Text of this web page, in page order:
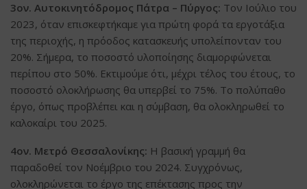
3ον. Αυτοκινητόδρομος Πάτρα – Πύργος: Τον Ιούλιο του
2023, όταν επισκεφτήκαμε για πρώτη φορά τα εργοτάξια
της περιοχής, η πρόοδος κατασκευής υπολείπονταν του
20%. Σήμερα, το ποσοστό υλοποίησης διαμορφώνεται
περίπου στο 50%. Εκτιμούμε ότι, μέχρι τέλος του έτους, το
ποσοστό ολοκλήρωσης θα υπερβεί το 75%. Το πολύπαθο
έργο, όπως προβλέπει και η σύμβαση, θα ολοκληρωθεί το
καλοκαίρι του 2025.
4ον. Μετρό Θεσσαλονίκης: Η βασική γραμμή θα
παραδοθεί τον Νοέμβριο του 2024. Συγχρόνως,
ολοκληρώνεται το έργο της επέκτασης προς την